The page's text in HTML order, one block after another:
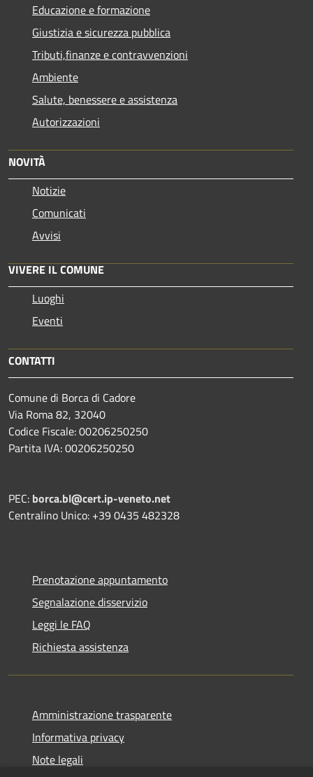
Educazione e formazione
Giustizia e sicurezza pubblica
Tributi,finanze e contravvenzioni
Ambiente
Salute, benessere e assistenza
Autorizzazioni
NOVITÀ
Notizie
Comunicati
Avvisi
VIVERE IL COMUNE
Luoghi
Eventi
CONTATTI
Comune di Borca di Cadore
Via Roma 82, 32040
Codice Fiscale: 00206250250
Partita IVA: 00206250250
PEC: borca.bl@cert.ip-veneto.net
Centralino Unico: +39 0435 482328
Prenotazione appuntamento
Segnalazione disservizio
Leggi le FAQ
Richiesta assistenza
Amministrazione trasparente
Informativa privacy
Note legali